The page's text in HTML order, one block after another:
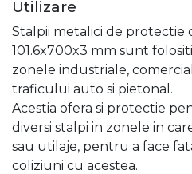
Utilizare
Stalpii metalici de protectie
101.6x700x3 mm sunt
zonele industriale,
traficului auto si pietonal.
Acestia ofera si protectie
diversi stalpi in zonele in
sau utilaje, pentru a face
coliziuni cu acestea.